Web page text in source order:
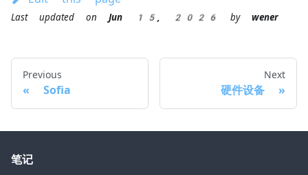
Last updated on Jun 15, 2026 by wener
Previous
Sofia
Next
硬件设备
笔记